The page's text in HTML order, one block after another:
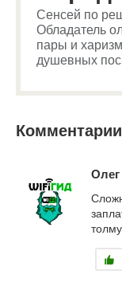
Сенсей по
Обладатель
пары и
душевных
Олег